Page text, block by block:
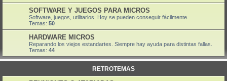
SOFTWARE Y JUEGOS PARA MICROS
Software, juegos, utilitarios. Hoy se pueden conseguir fácilmente.
Temas: 50
HARDWARE MICROS
Reparando los viejos estandartes. Siempre hay ayuda para distintas fallas.
Temas: 44
RETROTEMAS